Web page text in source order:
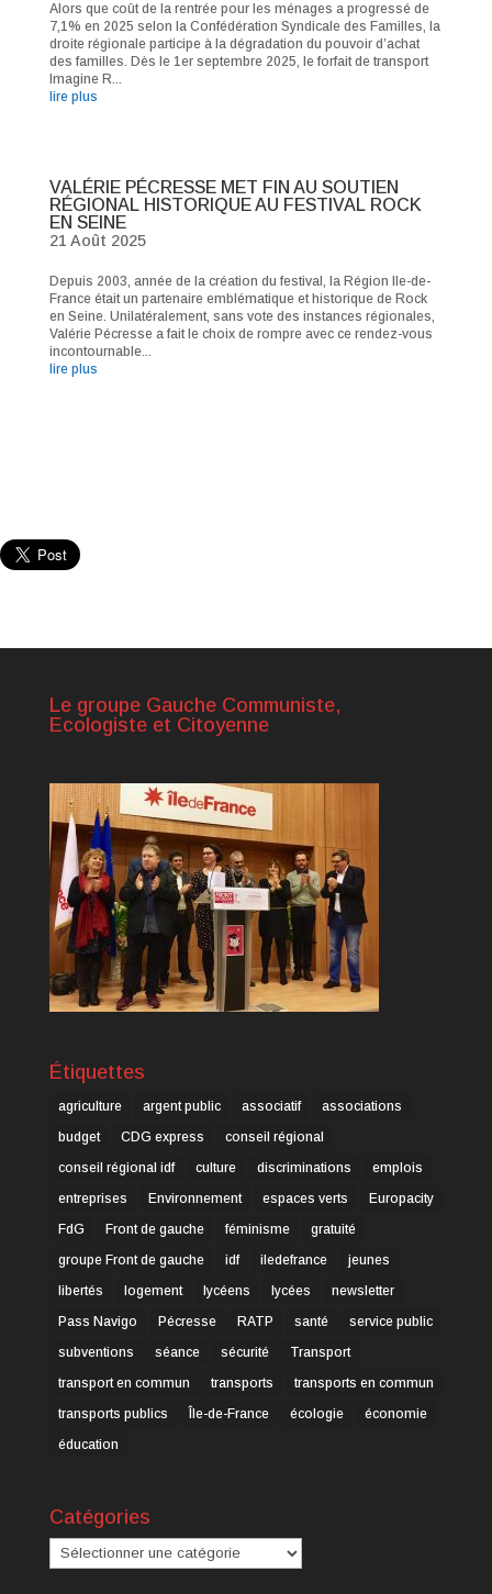
Alors que coût de la rentrée pour les ménages a progressé de
7,1% en 2025 selon la Confédération Syndicale des Familles, la
droite régionale participe à la dégradation du pouvoir d’achat
des familles. Dès le 1er septembre 2025, le forfait de transport
Imagine R...
lire plus
VALÉRIE PÉCRESSE MET FIN AU SOUTIEN
RÉGIONAL HISTORIQUE AU FESTIVAL ROCK
EN SEINE
21 Août 2025
Depuis 2003, année de la création du festival, la Région Ile-de-
France était un partenaire emblématique et historique de Rock
en Seine. Unilatéralement, sans vote des instances régionales,
Valérie Pécresse a fait le choix de rompre avec ce rendez-vous
incontournable...
lire plus
Le groupe Gauche Communiste,
Ecologiste et Citoyenne
Étiquettes
agriculture argent public associatif
associations
budget
CDG express
conseil régional
conseil régional idf
culture discriminations
emplois
entreprises
Environnement espaces verts
Europacity
FdG
Front de gauche féminisme
gratuité
groupe Front de gauche
idf iledefrance
jeunes
libertés
logement lycéens lycées
newsletter
Pass Navigo
Pécresse RATP santé
service public
subventions
séance sécurité
Transport
transport en commun
transports
transports en commun
transports publics
Île-de-France écologie
économie
éducation
Catégories
Catégories